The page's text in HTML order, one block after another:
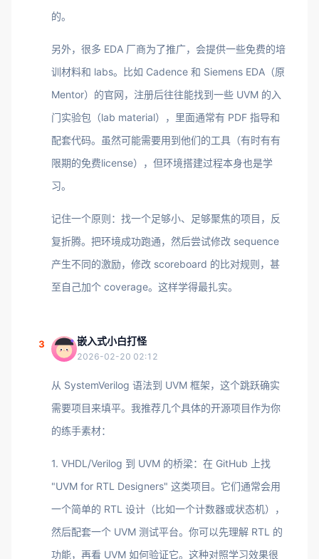
的。
另外，很多 EDA 厂商为了推广，会提供一些免费的培
训材料和 labs。比如 Cadence 和 Siemens EDA（原
Mentor）的官网，注册后往往能找到一些 UVM 的入
门实验包（lab material），里面通常有 PDF 指导和
配套代码。虽然可能需要用到他们的工具（有时有有
限期的免费license），但环境搭建过程本身也是学
习。
记住一个原则：找一个足够小、足够聚焦的项目，反
复折腾。把环境成功跑通，然后尝试修改 sequence
产生不同的激励，修改 scoreboard 的比对规则，甚
至自己加个 coverage。这样学得最扎实。
3 嵌入式小白打怪
2026-02-20 02:12
从 SystemVerilog 语法到 UVM 框架，这个跳跃确实
需要项目来填平。我推荐几个具体的开源项目作为你
的练手素材：
1. VHDL/Verilog 到 UVM 的桥梁：在 GitHub 上找
"UVM for RTL Designers" 这类项目。它们通常会用
一个简单的 RTL 设计（比如一个计数器或状态机），
然后配套一个 UVM 测试平台。你可以先理解 RTL 的
功能，再看 UVM 如何验证它。这种对照学习效果很